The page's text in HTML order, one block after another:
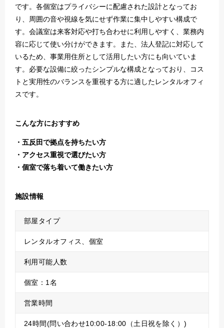
です。各個室はプライバシーに配慮された設計となってお
り、周囲の音や視線を気にせず作業に集中しやすい構成で
す。会議室は来客対応や打ち合わせに利用しやすく、業務内
容に応じて使い分けができます。また、法人登記に対応して
いるため、事業用住所として活用したい方にも向いていま
す。必要な設備に絞ったシンプルな構成となっており、コス
トと実用性のバランスを重視する方に適したレンタルオフィ
スです。
こんな方におすすめ
五反田で拠点を持ちたい方
アクセス重視で選びたい方
個室で落ち着いて働きたい方
施設情報
部屋タイプ
レンタルオフィス、個室
利用可能人数
個室：1名
営業時間
24時間(問い合わせ10:00-18:00（土日祝を除く）)